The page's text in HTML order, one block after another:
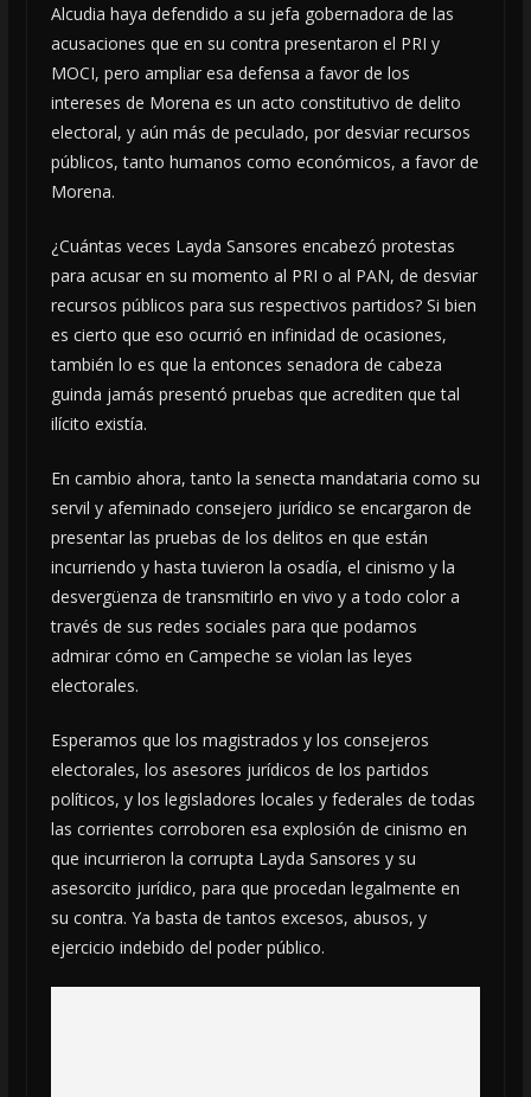
Alcudia haya defendido a su jefa gobernadora de las
acusaciones que en su contra presentaron el PRI y
MOCI, pero ampliar esa defensa a favor de los
intereses de Morena es un acto constitutivo de delito
electoral, y aún más de peculado, por desviar recursos
públicos, tanto humanos como económicos, a favor de
Morena.
¿Cuántas veces Layda Sansores encabezó protestas
para acusar en su momento al PRI o al PAN, de desviar
recursos públicos para sus respectivos partidos? Si bien
es cierto que eso ocurrió en infinidad de ocasiones,
también lo es que la entonces senadora de cabeza
guinda jamás presentó pruebas que acrediten que tal
ilícito existía.
En cambio ahora, tanto la senecta mandataria como su
servil y afeminado consejero jurídico se encargaron de
presentar las pruebas de los delitos en que están
incurriendo y hasta tuvieron la osadía, el cinismo y la
desvergüenza de transmitirlo en vivo y a todo color a
través de sus redes sociales para que podamos
admirar cómo en Campeche se violan las leyes
electorales.
Esperamos que los magistrados y los consejeros
electorales, los asesores jurídicos de los partidos
políticos, y los legisladores locales y federales de todas
las corrientes corroboren esa explosión de cinismo en
que incurrieron la corrupta Layda Sansores y su
asesorcito jurídico, para que procedan legalmente en
su contra. Ya basta de tantos excesos, abusos, y
ejercicio indebido del poder público.